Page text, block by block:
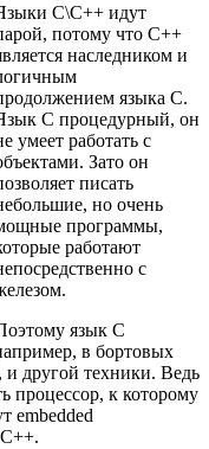
C\C++ идут
потому что С++
наследником и
языка С.
С процедурный, он
умеет работать с
Зато он
писать
но очень
программы,
работают
с
язык С
в бортовых
и другой техники. Ведь
процессор, к которому
embedded